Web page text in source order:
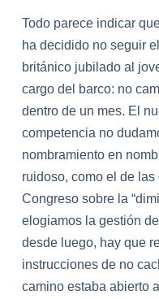
n
e
d
o
Todo parece indicar
ha decidido no seguir
británico jubilado al
cargo del barco: no
dentro de un mes. El
competencia no
nombramiento en
ruidoso, como el de
Congreso sobre la
elogiamos la gestión
desde luego, hay que
instrucciones de no
camino estaba abierto